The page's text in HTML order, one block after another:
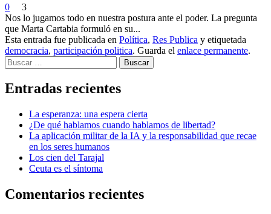
0
3
Nos lo jugamos todo en nuestra postura ante el poder. La pregunta
que Marta Cartabia formuló en su...
Esta entrada fue publicada en Política, Res Publica y etiquetada
democracia, participación politica. Guarda el enlace permanente.
Buscar
Entradas recientes
La esperanza: una espera cierta
¿De qué hablamos cuando hablamos de libertad?
La aplicación militar de la IA y la responsabilidad que recae
en los seres humanos
Los cien del Tarajal
Ceuta es el síntoma
Comentarios recientes